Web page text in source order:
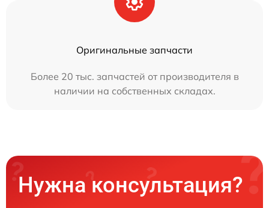
Оригинальные запчасти
Более 20 тыс. запчастей от производителя в
наличии на собственных складах.
Нужна консультация?